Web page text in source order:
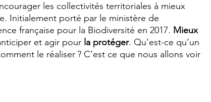
les collectivités territoriales à mieux
Initialement porté par le ministère de
française pour la Biodiversité en 2017. Mieux
et agir pour la protéger. Qu’est-ce qu’un
le réaliser ? C’est ce que nous allons voir